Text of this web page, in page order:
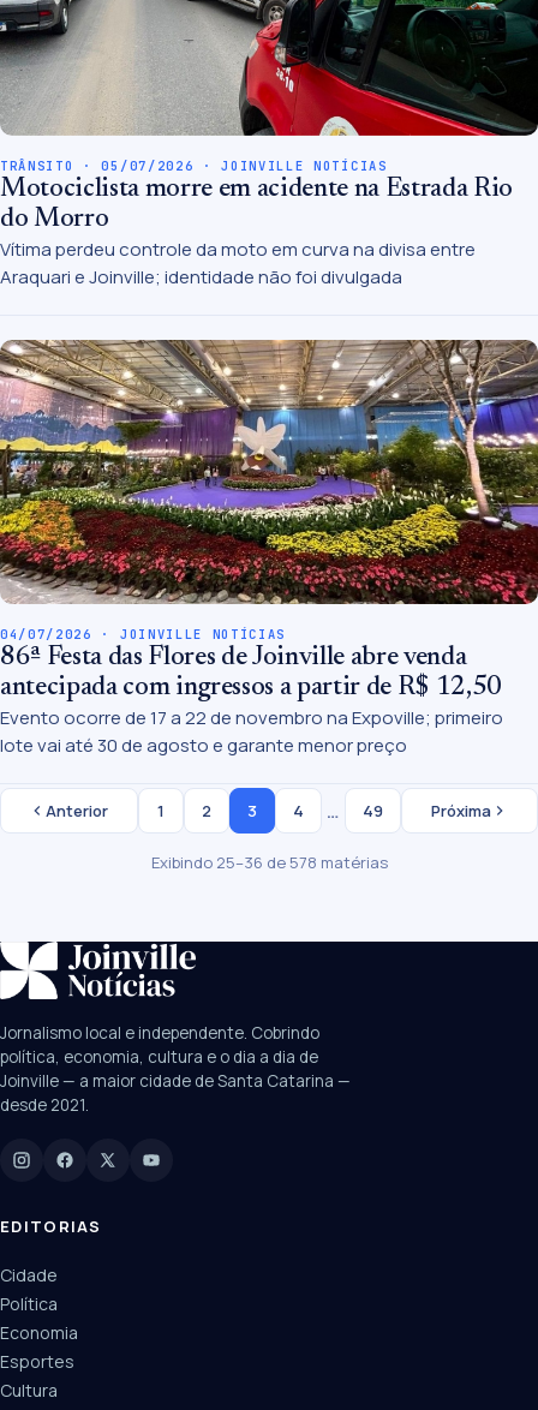
TRÂNSITO · 05/07/2026 · JOINVILLE NOTÍCIAS
Motociclista morre em acidente na Estrada Rio
do Morro
Vítima perdeu controle da moto em curva na divisa entre
Araquari e Joinville; identidade não foi divulgada
04/07/2026 · JOINVILLE NOTÍCIAS
86ª Festa das Flores de Joinville abre venda
antecipada com ingressos a partir de R$ 12,50
Evento ocorre de 17 a 22 de novembro na Expoville; primeiro
lote vai até 30 de agosto e garante menor preço
Anterior 1 2 3 4 … 49 Próxima
Exibindo 25–36 de 578 matérias
SUGESTÕES: JEC
Câmara
UPA Sul
Manchetes, colunistas e editorias do JN
Jornalismo local e independente. Cobrindo
política, economia, cultura e o dia a dia de
Joinville — a maior cidade de Santa Catarina —
desde 2021.
EDITORIAS
Cidade
Política
Economia
Esportes
Cultura